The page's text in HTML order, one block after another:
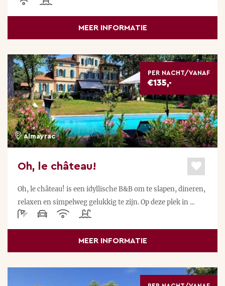
MEER INFORMATIE
PER NACHT/VANAF
€135,-
Almayrac
Oh, le château!
Oh, le château! is een idyllische B&B om te slapen, dineren,
relaxen en simpelweg gelukkig te zijn. Op deze plek in ...
MEER INFORMATIE